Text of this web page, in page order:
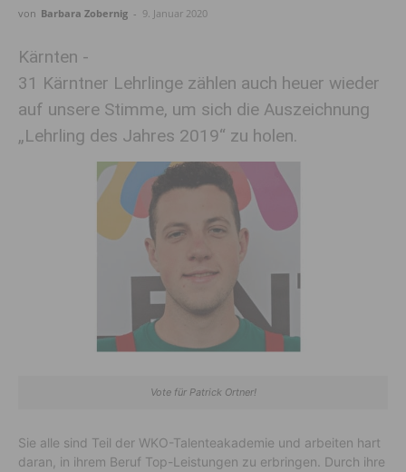
von Barbara Zobernig - 9. Januar 2020
Kärnten -
31 Kärntner Lehrlinge zählen auch heuer wieder
auf unsere Stimme, um sich die Auszeichnung
„Lehrling des Jahres 2019“ zu holen.
Vote für Patrick Ortner!
Sie alle sind Teil der WKO-Talenteakademie und arbeiten hart
daran, in ihrem Beruf Top-Leistungen zu erbringen. Durch ihre